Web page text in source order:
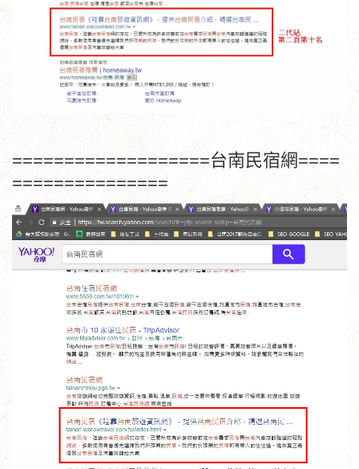
===================台南民宿網====
===============